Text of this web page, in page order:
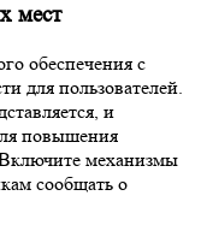
мест
обеспечения с
для пользователей.
и
повышения
механизмы
сообщать о